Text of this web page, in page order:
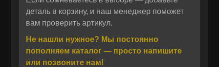
Отправить
Даю своё согласие на обработку персональных данных.
Политика конфиденциальности
Отправить
Даю своё согласие на обработку персональных данных.
Политика конфиденциальности
Производство запчасти осуществляет ITR
USCO — один из ведущих итальянских
брендов, специализирующийся на выпуске
альтернативных комплектующих для
деталь в корзину, и наш менеджер поможет
вам проверить артикул.
Не нашли нужное? Мы постоянно
пополняем каталог — просто напишите
или позвоните нам!